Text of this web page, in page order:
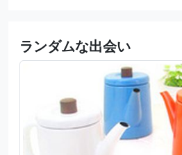
ランダムな出会い